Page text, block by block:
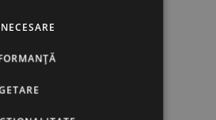
COR
interviu
interviu